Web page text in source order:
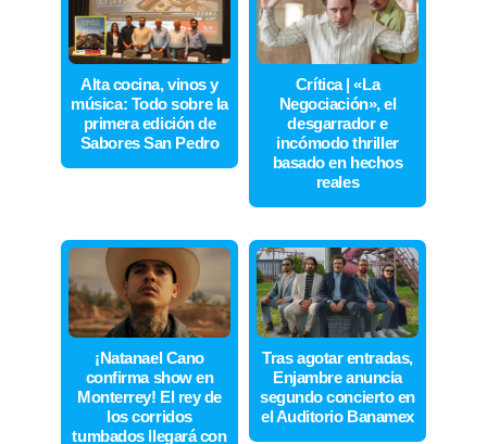
Alta cocina, vinos y
música: Todo sobre la
primera edición de
Sabores San Pedro
Crítica | «La
Negociación», el
desgarrador e
incómodo thriller
basado en hechos
reales
¡Natanael Cano
confirma show en
Monterrey! El rey de
los corridos
tumbados llegará con
Tras agotar entradas,
Enjambre anuncia
segundo concierto en
el Auditorio Banamex